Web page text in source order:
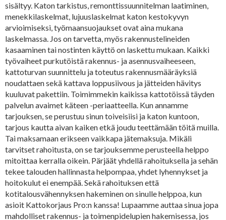
sisältyy. Katon tarkistus, remonttissuunnitelman laatiminen,
menekkilaskelmat, lujuuslaskelmat katon kestokyvyn
arvioimiseksi, työmaansuojaukset ovat aina mukana
laskelmassa. Jos on tarvetta, myös rakennustelineiden
kasaaminen tai nostinten käyttö on laskettu mukaan. Kaikki
työvaiheet purkutöistä rakennus- ja asennusvaiheeseen,
kattoturvan suunnittelu ja toteutus rakennusmääräyksiä
noudattaen sekä kattava loppusiivous ja jätteiden hävitys
kuuluvat pakettiin. Toimimmekin kaikissa kattotöissä täyden
palvelun avaimet käteen -periaatteella. Kun annamme
tarjouksen, se perustuu sinun toiveisiisi ja katon kuntoon,
tarjous kautta aivan kaiken etkä joudu teettämään töitä muilla.
Tai maksamaan erikseen vaikkapa jätemaksuja. Mikäli
tarvitset rahoitusta, on se tarjouksemme perusteella helppo
mitoittaa kerralla oikein. Pärjäät yhdellä rahoituksella ja sehän
tekee talouden hallinnasta helpompaa, yhdet lyhennykset ja
hoitokulut ei enempää. Sekä rahoituksen että
kotitalousvähennyksen hakeminen on sinulle helppoa, kun
asioit Kattokorjaus Pro:n kanssa! Lupaamme auttaa sinua jopa
mahdolliset rakennus- ja toimenpidelupien hakemisessa, jos